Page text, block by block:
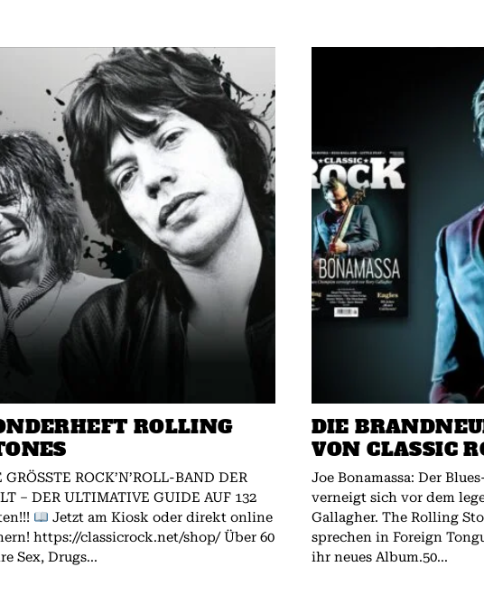
ROLLING
GRÖSSTE ROCK’N’ROLL-BAND DER
– DER ULTIMATIVE GUIDE AUF 132
Jetzt am Kiosk oder direkt online
https://classicrock.net/shop/ Über 60
Sex, Drugs...
DIE
VON CLASSIC
Joe Bonamassa: Der
verneigt sich vor dem
Gallagher. The Rolling Stones: Die Legenden
sprechen in Foreign
ihr neues Album.50...